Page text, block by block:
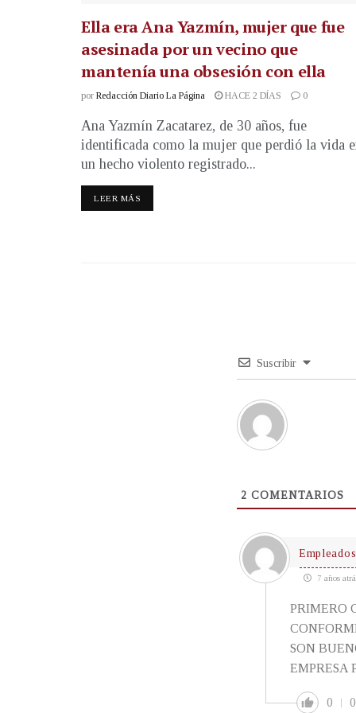
Ella era Ana Yazmín, mujer que fue
asesinada por un vecino que
mantenía una obsesión con ella
por Redacción Diario La Página HACE 2 DÍAS 0
Ana Yazmín Zacatarez, de 30 años, fue
identificada como la mujer que perdió la vida
un hecho violento registrado...
LEER MÁS
Suscribir
2 COMENTARIOS
7 años
PRIMERO
SON
EMPRESA
0 0